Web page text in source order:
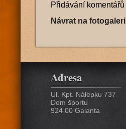
Přidávání
Návrat na
Adresa
Ul. Kpt. Nálepku 737
Dom športu
924 00 Galanta